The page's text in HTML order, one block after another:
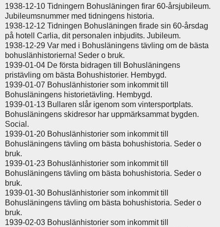
1938-12-10 Tidningern Bohusläningen firar 60-årsjubileum.
Jubileumsnummer med tidningens historia.
1938-12-12 Tidningen Bohusläningen firade sin 60-årsdag
på hotell Carlia, dit personalen inbjudits. Jubileum.
1938-12-29 Var med i Bohusläningens tävling om de bästa
bohuslänhistorierna! Seder o bruk.
1939-01-04 De första bidragen till Bohusläningens
pristävling om bästa Bohushistorier. Hembygd.
1939-01-07 Bohuslänhistorier som inkommit till
Bohusläningens historietävling. Hembygd.
1939-01-13 Bullaren slår igenom som vintersportplats.
Bohusläningens skidresor har uppmärksammat bygden.
Social.
1939-01-20 Bohuslänhistorier som inkommit till
Bohusläningens tävling om bästa bohushistoria. Seder o
bruk.
1939-01-23 Bohuslänhistorier som inkommit till
Bohusläningens tävling om bästa bohushistoria. Seder o
bruk.
1939-01-30 Bohuslänhistorier som inkommit till
Bohusläningens tävling om bästa bohushistoria. Seder o
bruk.
1939-02-03 Bohuslänhistorier som inkommit till